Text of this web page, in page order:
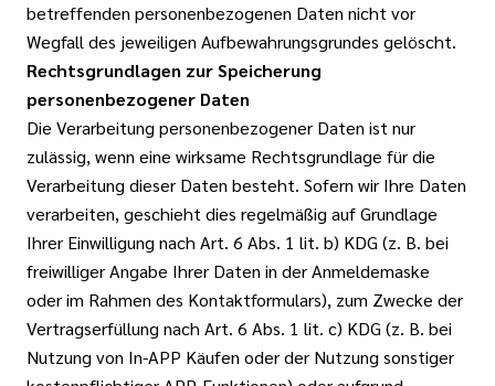
betreffenden personenbezogenen Daten nicht vor
Wegfall des jeweiligen Aufbewahrungsgrundes gelöscht.
Rechtsgrundlagen zur Speicherung
personenbezogener Daten
Die Verarbeitung personenbezogener Daten ist nur
zulässig, wenn eine wirksame Rechtsgrundlage für die
Verarbeitung dieser Daten besteht. Sofern wir Ihre Daten
verarbeiten, geschieht dies regelmäßig auf Grundlage
Ihrer Einwilligung nach Art. 6 Abs. 1 lit. b) KDG (z. B. bei
freiwilliger Angabe Ihrer Daten in der Anmeldemaske
oder im Rahmen des Kontaktformulars), zum Zwecke der
Vertragserfüllung nach Art. 6 Abs. 1 lit. c) KDG (z. B. bei
Nutzung von In-APP Käufen oder der Nutzung sonstiger